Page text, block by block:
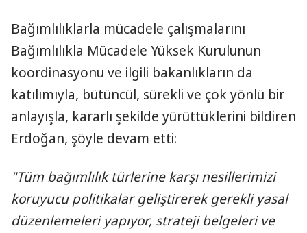
Bağımlılıklarla mücadele çalışmalarını
Bağımlılıkla Mücadele Yüksek Kurulunun
koordinasyonu ve ilgili bakanlıkların da
katılımıyla, bütüncül, sürekli ve çok yönlü bir
anlayışla, kararlı şekilde yürüttüklerini bildiren
Erdoğan, şöyle devam etti:
"Tüm bağımlılık türlerine karşı nesillerimizi
koruyucu politikalar geliştirerek gerekli yasal
düzenlemeleri yapıyor, strateji belgeleri ve